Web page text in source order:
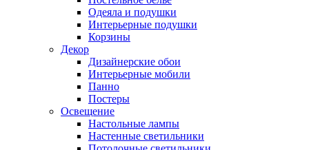
Одеяла и подушки
Интерьерные подушки
Корзины
Декор
Дизайнерские обои
Интерьерные мобили
Панно
Постеры
Освещение
Настольные лампы
Настенные светильники